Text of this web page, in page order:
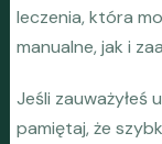
leczenia, która
manualne, jak i
Jeśli zauważyłeś
pamiętaj, że